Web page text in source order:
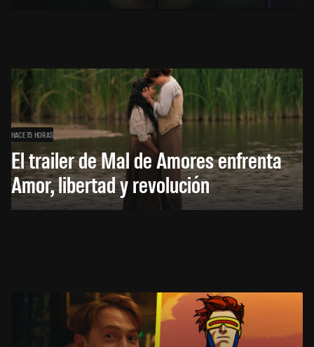
HACE 15 HORAS
El trailer de Mal de Amores enfrenta
Amor, libertad y revolución